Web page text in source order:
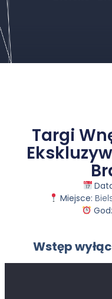
Targi
Miejsce:
Wstęp